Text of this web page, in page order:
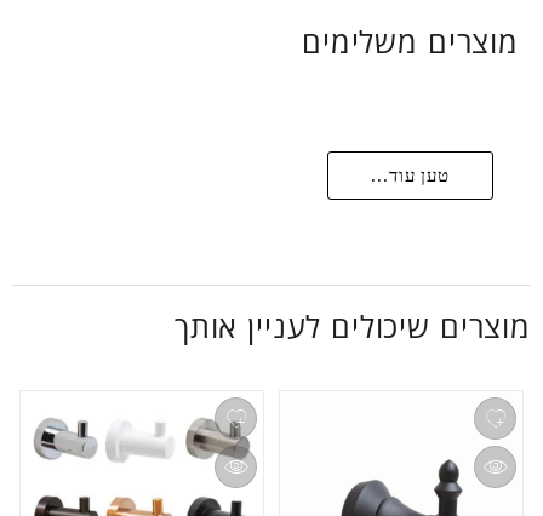
מוצרים משלימים
טען עוד...
מוצרים שיכולים לעניין אותך